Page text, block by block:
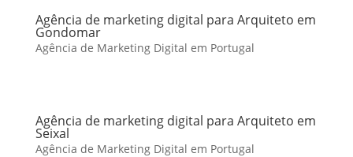
Agência de marketing digital para Arquiteto em
Gondomar
Agência de Marketing Digital em Portugal
Agência de marketing digital para Arquiteto em
Seixal
Agência de Marketing Digital em Portugal